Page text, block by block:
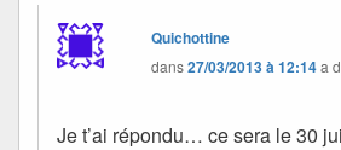
Quichottine
dans27/03/2013 à 12:14a
Je t’ai répondu… ce sera le 30